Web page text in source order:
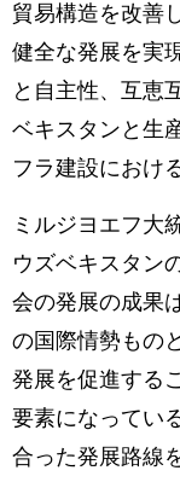
貿易構造を改善
健全な発展を実
と自主性、互恵
ベキスタンと生
フラ建設におけ
ミルジヨエフ大
ウズベキスタン
会の発展の成果
の国際情勢もの
発展を促進する
要素になってい
合った発展路線